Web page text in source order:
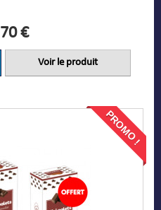
€
Voir le produit
PROMO !